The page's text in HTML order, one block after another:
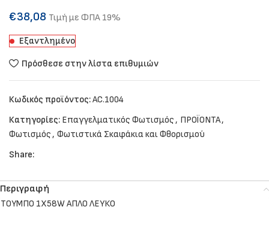
€38,08 Τιμή με ΦΠΑ 19%
Εξαντλημένο
Πρόσθεσε στην λίστα επιθυμιών
Κωδικός προϊόντος:AC.1004
Κατηγορίες: Επαγγελματικός Φωτισμός, ΠΡΟΪΟΝΤΑ,
Φωτισμός, Φωτιστικά Σκαφάκια και Φθορισμού
Share:
Περιγραφή
ΤΟΥΜΠΟ 1Χ58W ΑΠΛΟ ΛΕΥΚΟ